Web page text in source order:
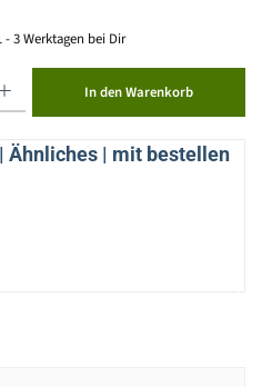
3 Werktagen bei Dir
In den Warenkorb
Ähnliches | mit bestellen